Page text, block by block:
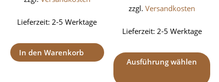
Lieferzeit:2-5 Werktage
In den Warenkorb
zzgl.Versandkosten
Lieferzeit: 2-5 Werktage
Ausführung wählen